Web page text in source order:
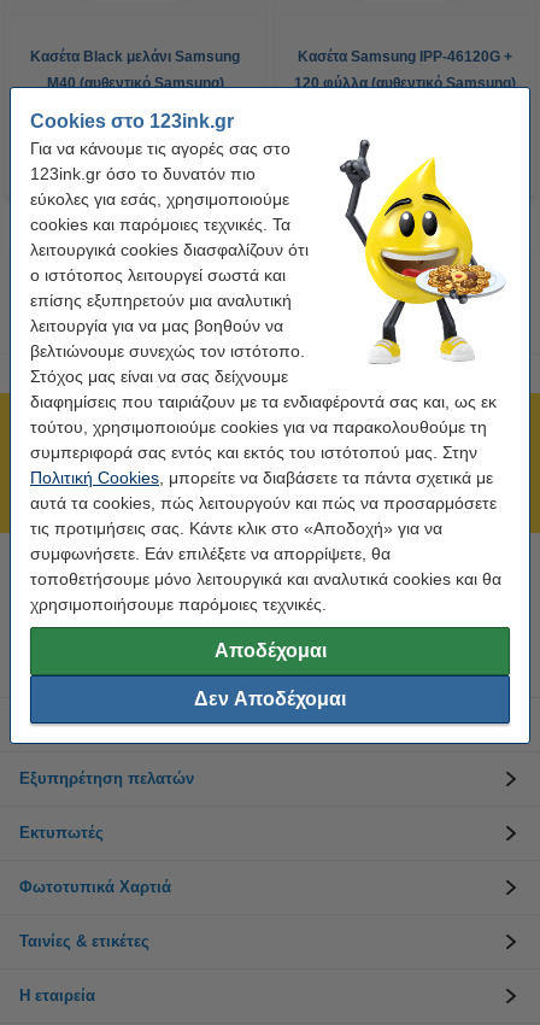
Cookies στο 123ink.gr
Για να κάνουμε τις αγορές σας στο
123ink.gr όσο το δυνατόν πιο
εύκολες για εσάς, χρησιμοποιούμε
cookies και παρόμοιες τεχνικές. Τα
λειτουργικά cookies διασφαλίζουν ότι
ο ιστότοπος λειτουργεί σωστά και
επίσης εξυπηρετούν μια αναλυτική
λειτουργία για να μας βοηθούν να
βελτιώνουμε συνεχώς τον ιστότοπο.
Στόχος μας είναι να σας δείχνουμε
διαφημίσεις που ταιριάζουν με τα ενδιαφέροντά σας και, ως εκ
τούτου, χρησιμοποιούμε cookies για να παρακολουθούμε τη
συμπεριφορά σας εντός και εκτός του ιστότοπού μας. Στην
Πολιτική Cookies , μπορείτε να διαβάσετε τα πάντα σχετικά με
αυτά τα cookies, πώς λειτουργούν και πώς να προσαρμόσετε
τις προτιμήσεις σας. Κάντε κλικ στο «Αποδοχή» για να
συμφωνήσετε. Εάν επιλέξετε να απορρίψετε, θα
τοποθετήσουμε μόνο λειτουργικά και αναλυτικά cookies και θα
χρησιμοποιήσουμε παρόμοιες τεχνικές.
Αποδέχομαι
Δεν Αποδέχομαι
Κασέτα Black μελάνι Samsung
M40 (αυθεντικό Samsung)
Κασέτα Samsung IPP-46120G +
120 φύλλα (αυθεντικό Samsung)
Πιστοποίηση ISO
Άμεση αποστολή!
211 19 98 568
Χρειάζεσαι βοήθεια; Κάλεσε στο 211 19 98 568
Δευτέρα έως Παρασκευή: 10:00 π.μ. - 5:30 μ.μ
Toner
Εξυπηρέτηση πελατών
Εκτυπωτές
Φωτοτυπικά Χαρτιά
Ταινίες & ετικέτες
Η εταιρεία